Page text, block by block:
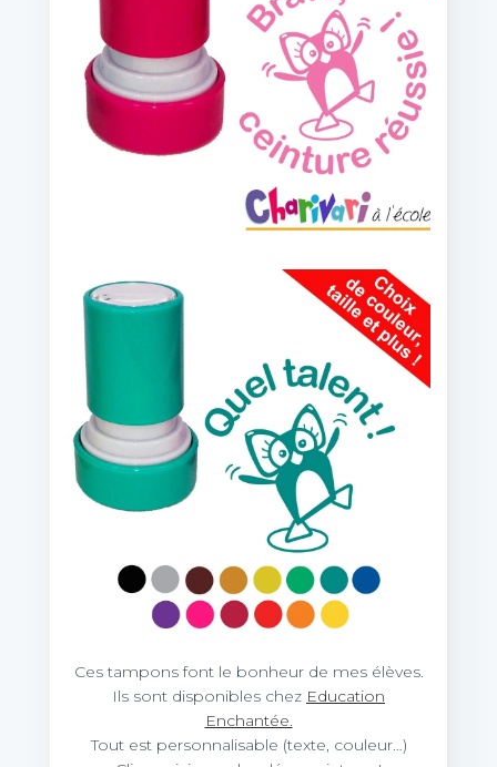
Ces tampons font le bonheur de mes élèves.
Ils sont disponibles chez Education
Enchantée.
Tout est personnalisable (texte, couleur…)